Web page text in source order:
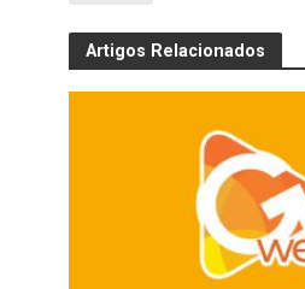
Artigos Relacionados